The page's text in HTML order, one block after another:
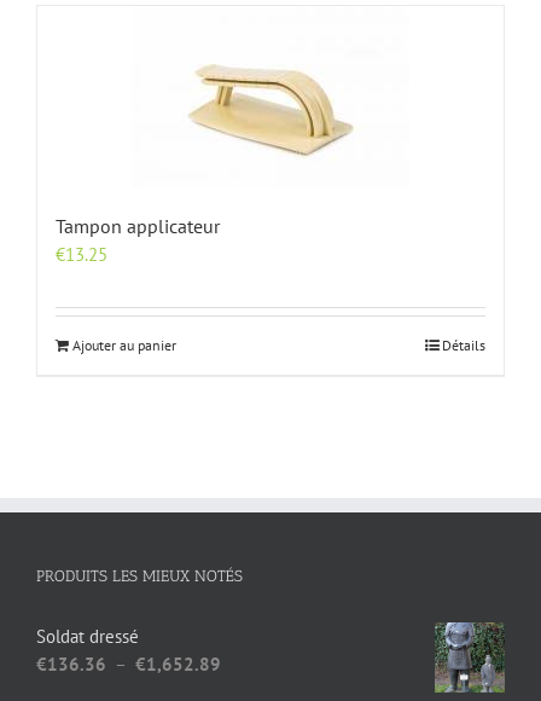
Tampon applicateur
€13.25
Ajouter au panier Détails
PRODUITS LES MIEUX NOTÉS
Soldat dressé
€136.36 – €1,652.89